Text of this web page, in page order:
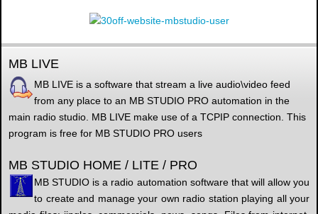
MB LIVE
MB LIVE is a software that stream a live audio\video feed
from any place to an MB STUDIO PRO automation in the
main radio studio. MB LIVE make use of a TCPIP connection. This
program is free for MB STUDIO PRO users
MB STUDIO HOME / LITE / PRO
MB STUDIO is a radio automation software that will allow you
to create and manage your own radio station playing all your